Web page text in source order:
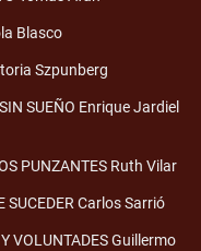
Blasco
Szpunberg
SUEÑO Enrique Jardiel
PUNZANTES Ruth Vilar
SUCEDER Carlos Sarrió
VOLUNTADES Guillermo